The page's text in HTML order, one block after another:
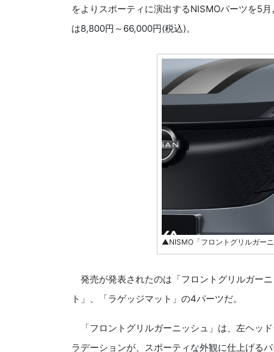
をよりスポーティに演出するNISMOパーツを5
は8,800円～66,000円(税込)。
▲NISMO「フロントグリルガー
発売が発表されたのは「フロントグリルガー
ト」、「ラゲッジマット」の4パーツだ。
「フロントグリルガーニッシュ」は、左ヘッ
ラデーションが、スポーティな外観に仕上げる